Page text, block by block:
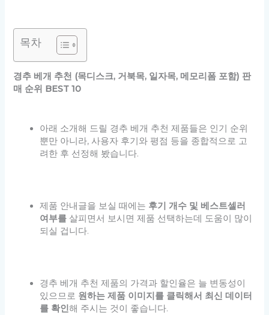
목차
경추 베개 추천 (목디스크, 거북목, 일자목, 메모리폼 포함) 판
매 순위 BEST 10
아래 소개해 드릴 경추 베개 추천 제품들은 인기 순위
뿐만 아니라, 사용자 후기와 평점 등을 종합적으로 고
려한 후 선정해 봤습니다.
제품 안내글을 보실 때에는 후기 개수 및 베스트셀러
여부를 살피면서 보시면 제품 선택하는데 도움이 많이
되실 겁니다.
경추 베개 추천 제품의 가격과 할인율은 늘 변동성이
있으므로 원하는 제품 이미지를 클릭해서 최신 데이터
를 확인해 주시는 것이 좋습니다.